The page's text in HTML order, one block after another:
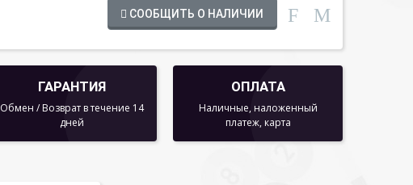
СООБЩИТЬ О НАЛИЧИИ
ГАРАНТИЯ
Обмен / Возврат в течение 14
дней
ОПЛАТА
Наличные, наложенный
платеж, карта